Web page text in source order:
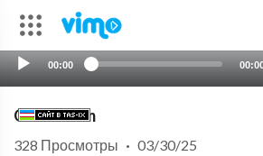
00:00
Oson taom
328 Просмотры · 03/30/25